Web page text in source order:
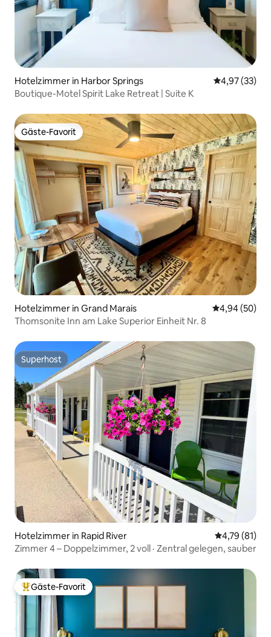
Hotelzimmer in Harbor Springs
4,97 (33)
Boutique-Motel Spirit Lake Retreat | Suite K
Gäste-Favorit
Gäste-Favorit
Hotelzimmer in Grand Marais
4,94 (50)
Thomsonite Inn am Lake Superior Einheit Nr. 8
Superhost
Superhost
Hotelzimmer in Rapid River
4,79 (81)
Zimmer 4 – Doppelzimmer, 2 voll · Zentral gelegen, sauber
Beliebter Gäste-Favorit.
Gäste-Favorit